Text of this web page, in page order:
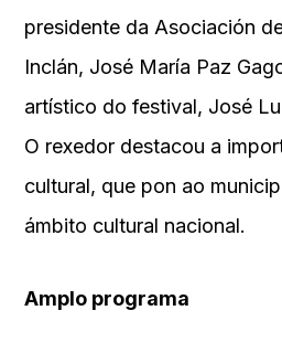
presidente da Asociación
Inclán, José María Paz
artístico do festival, José
O rexedor destacou a
cultural, que pon ao
ámbito cultural nacional.
Amplo programa